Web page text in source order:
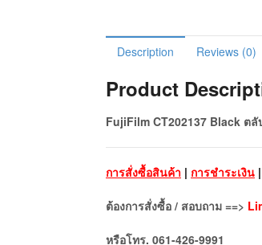
Description Reviews (0)
Product
FujiFilm CT202137 Black ต
การสั่งซื้อสินค้า | การชำระเงิน |
ต้องการสั่งซื้อ / สอบถาม ==>
หรือโทร. 061-426-9991